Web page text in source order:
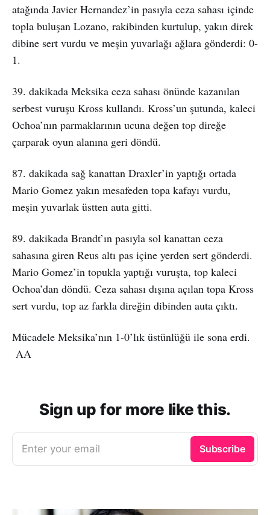
atağında Javier Hernandez’in pasıyla ceza sahası içinde
topla buluşan Lozano, rakibinden kurtulup, yakın direk
dibine sert vurdu ve meşin yuvarlağı ağlara gönderdi: 0-
1.
39. dakikada Meksika ceza sahası önünde kazanılan
serbest vuruşu Kross kullandı. Kross’un şutunda, kaleci
Ochoa’nın parmaklarının ucuna değen top direğe
çarparak oyun alanına geri döndü.
87. dakikada sağ kanattan Draxler’in yaptığı ortada
Mario Gomez yakın mesafeden topa kafayı vurdu,
meşin yuvarlak üstten auta gitti.
89. dakikada Brandt’ın pasıyla sol kanattan ceza
sahasına giren Reus altı pas içine yerden sert gönderdi.
Mario Gomez’in topukla yaptığı vuruşta, top kaleci
Ochoa’dan döndü. Ceza sahası dışına açılan topa Kross
sert vurdu, top az farkla direğin dibinden auta çıktı.
Mücadele Meksika’nın 1-0’lık üstünlüğü ile sona erdi.
AA
Sign up for more like this.
Enter your email Subscribe